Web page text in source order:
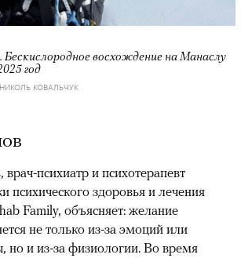
Бескислородное восхождение на Манаслу
год
КОВАЛЬЧУК
психиатр и психотерапевт
психического здоровья и лечения
Family, объясняет: желание
не только из-за эмоций или
но и из-за физиологии. Во время